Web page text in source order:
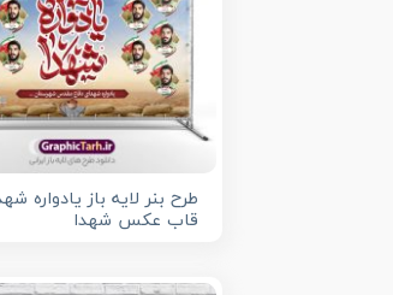
طرح بنر لایه باز یادواره
قاب عکس شهدا